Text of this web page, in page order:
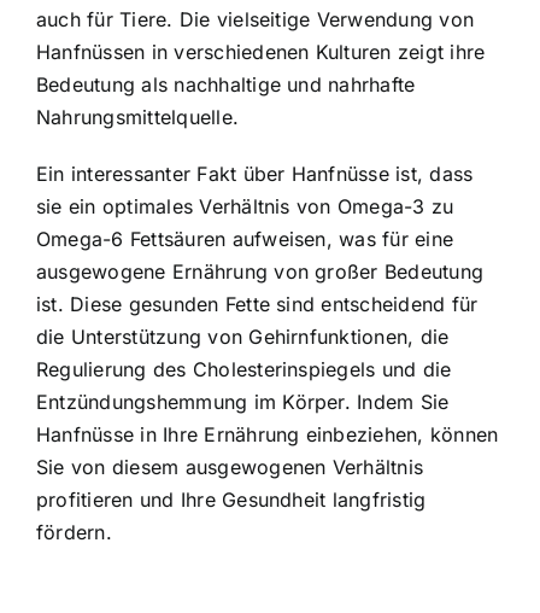
auch für Tiere. Die vielseitige Verwendung von
Hanfnüssen in verschiedenen Kulturen zeigt ihre
Bedeutung als nachhaltige und nahrhafte
Nahrungsmittelquelle.
Ein interessanter Fakt über Hanfnüsse ist, dass
sie ein optimales Verhältnis von Omega-3 zu
Omega-6 Fettsäuren aufweisen, was für eine
ausgewogene Ernährung von großer Bedeutung
ist. Diese gesunden Fette sind entscheidend für
die Unterstützung von Gehirnfunktionen, die
Regulierung des Cholesterinspiegels und die
Entzündungshemmung im Körper. Indem Sie
Hanfnüsse in Ihre Ernährung einbeziehen, können
Sie von diesem ausgewogenen Verhältnis
profitieren und Ihre Gesundheit langfristig
fördern.